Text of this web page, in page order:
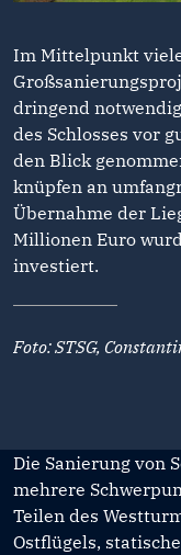
Im Mittelpunkt
dringend
des Schlosses vor
den Blick
knüpfen an
Übernahme der
Millionen Euro
investiert.
Foto: STSG,
Die Sanierung von
mehrere
Teilen des
Ostflügels,